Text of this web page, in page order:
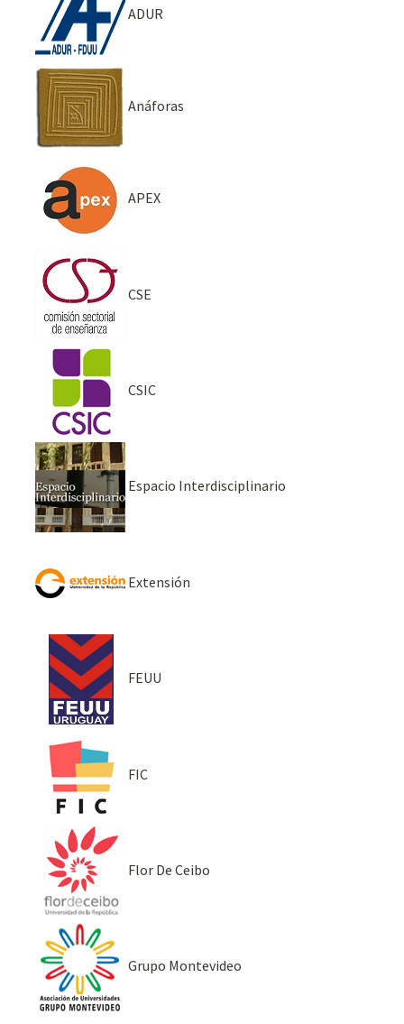
ADUR
Anáforas
APEX
CSE
CSIC
Espacio Interdisciplinario
Extensión
FEUU
FIC
Flor De Ceibo
Grupo Montevideo